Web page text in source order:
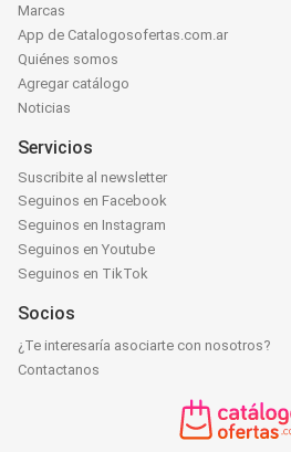
Marcas
App de Catalogosofertas.com.ar
Quiénes somos
Agregar catálogo
Noticias
Servicios
Suscribite al newsletter
Seguinos en Facebook
Seguinos en Instagram
Seguinos en Youtube
Seguinos en TikTok
Socios
¿Te interesaría asociarte con nosotros?
Contactanos